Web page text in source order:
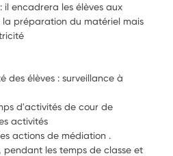
il encadrera les élèves aux
la préparation du matériel mais
des élèves : surveillance à
d'activités de cour de
activités
actions de médiation .
les temps de classe et